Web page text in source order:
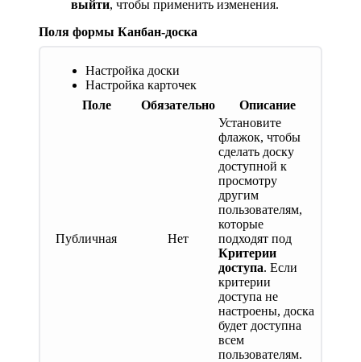
выйти, чтобы применить изменения.
Поля формы Канбан-доска
Настройка доски
Настройка карточек
Поле
Обязательно Описание
Публичная Нет
Установите
флажок, чтобы
сделать доску
доступной к
просмотру
другим
пользователям,
которые
подходят под
Критерии
доступа. Если
критерии
доступа не
настроены, доска
будет доступна
всем
пользователям.